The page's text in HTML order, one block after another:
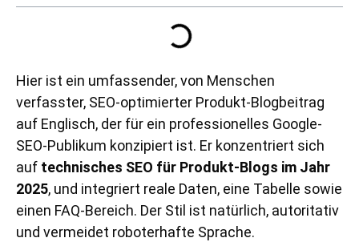
Hier ist ein umfassender, von Menschen
verfasster, SEO-optimierter Produkt-Blogbeitrag
auf Englisch, der für ein professionelles Google-
SEO-Publikum konzipiert ist. Er konzentriert sich
auf technisches SEO für Produkt-Blogs im Jahr
2025, und integriert reale Daten, eine Tabelle sowie
einen FAQ-Bereich. Der Stil ist natürlich, autoritativ
und vermeidet roboterhafte Sprache.